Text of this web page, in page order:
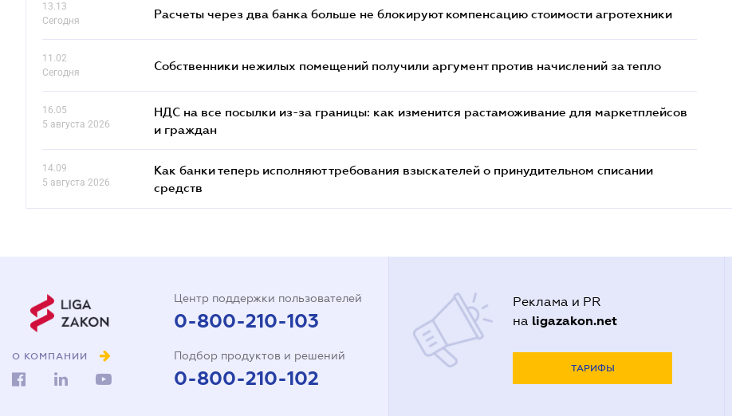
13.13
Сегодня
Расчеты через два банка больше не блокируют компенсацию стоимости агротехники
11.02
Сегодня
Собственники нежилых помещений получили аргумент против начислений за тепло
16.05
5 августа 2026
НДС на все посылки из-за границы: как изменится растаможивание для маркетплейсов
и граждан
14.09
5 августа 2026
Как банки теперь исполняют требования взыскателей о принудительном списании
средств
О КОМПАНИИ
Центр поддержки пользователей
0-800-210-103
Подбор продуктов и решений
0-800-210-102
Реклама и PR
на ligazakon.net
ТАРИФЫ